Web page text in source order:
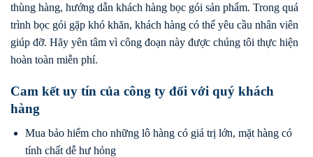
thùng hàng, hướng dẫn khách hàng bọc gói sản phẩm. Trong quá
trình bọc gói gặp khó khăn, khách hàng có thể yêu cầu nhân viên
giúp đỡ. Hãy yên tâm vì công đoạn này được chúng tôi thực hiện
hoàn toàn miễn phí.
Cam kết uy tín của công ty đối với quý khách
hàng
Mua bảo hiểm cho những lô hàng có giá trị lớn, mặt hàng có
tính chất dễ hư hỏng